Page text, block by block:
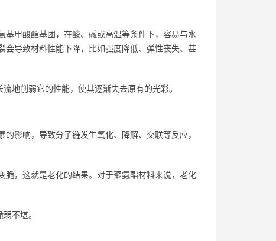
甲酸酯基团，在酸、碱或高温等条件下，容易与水
导致材料性能下降，比如强度降低、弹性丧失、甚
地削弱它的性能，使其逐渐失去原有的光彩。
影响，导致分子链发生氧化、降解、交联等反应，
，这就是老化的结果。对于聚氨酯材料来说，老化
不堪。